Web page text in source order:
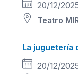
20/12/2025
Teatro
La juguetería
20/12/2025